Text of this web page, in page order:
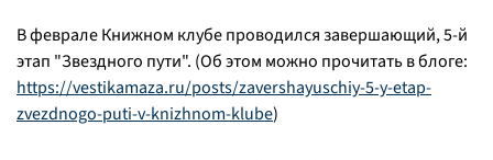
В феврале Книжном клубе проводился завершающий, 5-й
этап "Звездного пути". (Об этом можно прочитать в блоге:
https://vestikamaza.ru/posts/zavershayuschiy-5-y-etap-
zvezdnogo-puti-v-knizhnom-klube)